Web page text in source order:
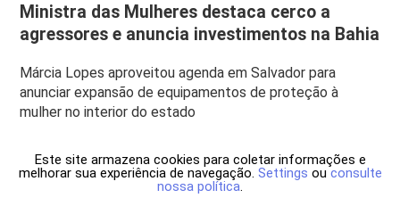
Ministra das Mulheres destaca cerco a
agressores e anuncia investimentos na Bahia
Márcia Lopes aproveitou agenda em Salvador para
anunciar expansão de equipamentos de proteção à
mulher no interior do estado
Este site armazena cookies para coletar informações e
melhorar sua experiência de navegação. Settings ou consulte
nossa política.